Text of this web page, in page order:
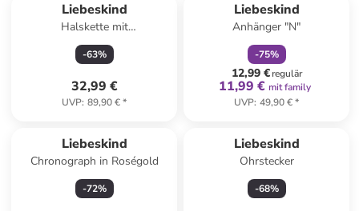
Liebeskind
Halskette mit
Schmuckelement - (L)45 cm
-63%
32,99 €
UVP: 89,90 €*
Liebeskind
Anhänger "N"
-75%
12,99 €regulär
11,99 € mit family
UVP: 49,90 €*
Liebeskind
Chronograph in Roségold
-72%
Liebeskind
Ohrstecker
-68%